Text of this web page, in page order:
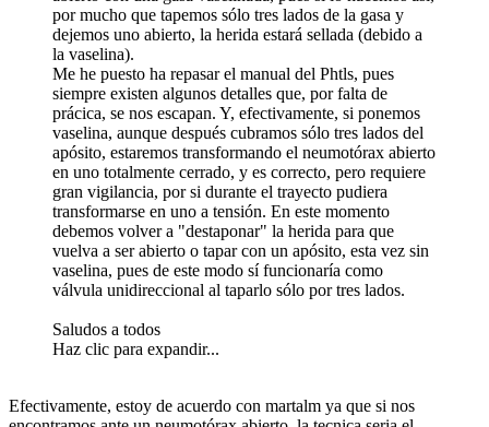
por mucho que tapemos sólo tres lados de la gasa y
dejemos uno abierto, la herida estará sellada (debido a
la vaselina).
Me he puesto ha repasar el manual del Phtls, pues
siempre existen algunos detalles que, por falta de
prácica, se nos escapan. Y, efectivamente, si ponemos
vaselina, aunque después cubramos sólo tres lados del
apósito, estaremos transformando el neumotórax abierto
en uno totalmente cerrado, y es correcto, pero requiere
gran vigilancia, por si durante el trayecto pudiera
transformarse en uno a tensión. En este momento
debemos volver a "destaponar" la herida para que
vuelva a ser abierto o tapar con un apósito, esta vez sin
vaselina, pues de este modo sí funcionaría como
válvula unidireccional al taparlo sólo por tres lados.
Saludos a todos
Haz clic para expandir...
Efectivamente, estoy de acuerdo con martalm ya que si nos